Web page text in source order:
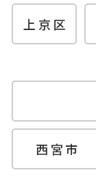
上京区
西宮市